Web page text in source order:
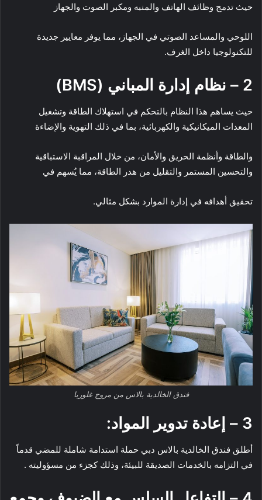
حيث تدمج وظائف الهاتف والمنبه ومكبر الصوت والجهاز
اللوحي والمساعد الصوتي في الجهاز، مما يوفر معايير جديدة
للتكنولوجيا داخل الغرف.
2 – نظام إدارة المباني ( BMS
)
حيث يساهم هذا النظام بالتحكم في استهلاك الطاقة وتشغيل
المعدات الميكانيكية والكهربائية، بما في ذلك التهوية والإضاءة
والطاقة وأنظمة الحريق والأمان، من خلال المراقبة الاستباقية
والتحسين المستمر والتقليل من هدر الطاقة، مما يُسهم في
تحقيق أهدافه في إدارة الموارد بشكل مثالي.
فندق الخالدية بالاس من مروج غلوريا
3 – إعادة تدوير المواد:
أطلق فندق الخالدية بالاس دبي حملة استدامة شاملة للمضي قدماً
في التزامه بالخدمات الصديقة للبيئة، وذلك كجزء من مسؤوليته .